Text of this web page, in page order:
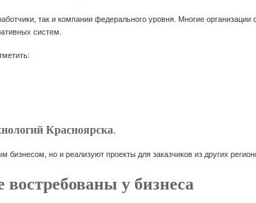
так и компании федерального уровня. Многие
систем.
Красноярска.
бизнесом, но и реализуют проекты для заказчиков из других
востребованы у бизнеса